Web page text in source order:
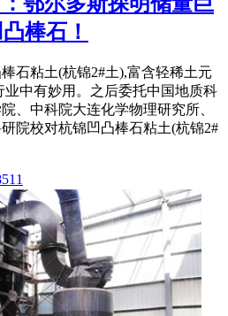
棒石！
石粘土(杭锦2#土),富含轻稀土元
业中有妙用。之后委托中国地质科
、中科院大连化学物理研究所、
院校对杭锦凹凸棒石粘土(杭锦2#